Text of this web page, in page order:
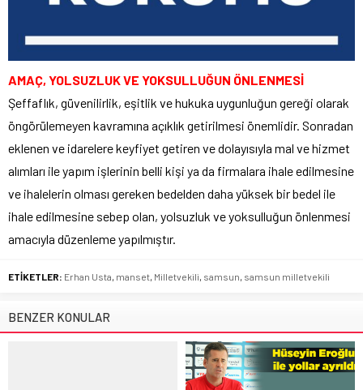
AMAÇ, YOLSUZLUK VE YOKSULLUĞUN ÖNLENMESİ
Şeffaflık, güvenilirlik, eşitlik ve hukuka uygunluğun gereği olarak
öngörülemeyen kavramına açıklık getirilmesi önemlidir. Sonradan
eklenen ve idarelere keyfiyet getiren ve dolayısıyla mal ve hizmet
alımları ile yapım işlerinin belli kişi ya da firmalara ihale edilmesine
ve ihalelerin olması gereken bedelden daha yüksek bir bedel ile
ihale edilmesine sebep olan, yolsuzluk ve yoksulluğun önlenmesi
amacıyla düzenleme yapılmıştır.
ETİKETLER: Erhan Usta, manset, Milletvekili, samsun, samsun milletvekili
BENZER KONULAR